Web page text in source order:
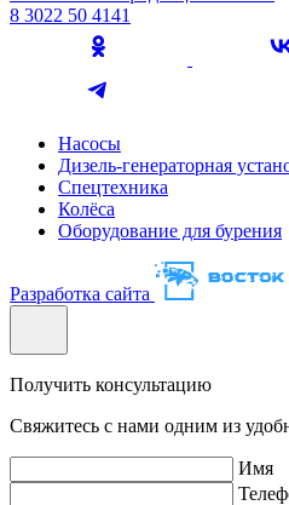
8 3022 50 4141
Насосы
Дизель-генераторная
Спецтехника
Колёса
Оборудование для бурения
Разработка сайта
Получить консультацию
Свяжитесь с нами одним из
Имя